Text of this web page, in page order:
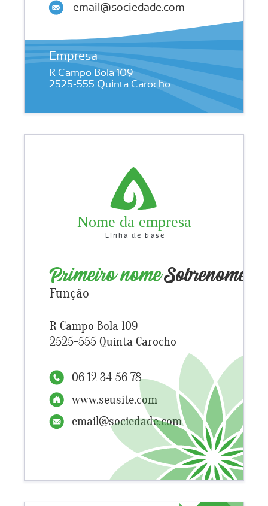
R Campo Bola 109
2525-555 Quinta Carocho
email@sociedade.com
Empresa
email@sociedade.com
06 12 34 56 78
www.seusite.com
Função
R Campo Bola 109
2525-555 Quinta Carocho
Primeiro nomeSobrenome
Nome da empresa
Linha de base